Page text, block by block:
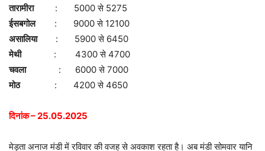
तारामीरा: 5000 से 5275
ईसबगोल: 9000 से 12100
असालिया : 5900 से 6450
मेथी : 4300 से 4700
चवला : 6000 से 7000
मोठ
: 4200 से 4650
दिनांक – 25.05.2025
मेड़ता अनाज मंडी में रविवार की वजह से अवकाश रहता है। अब मंडी सोमवार यानि